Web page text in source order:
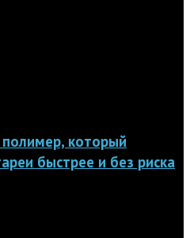
который
быстрее и без риска